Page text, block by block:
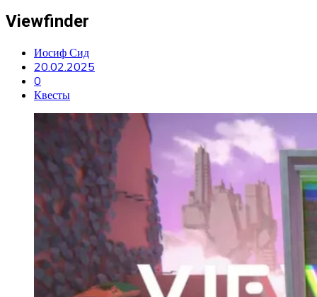
Viewfinder
Иосиф Сид
20.02.2025
0
Квесты